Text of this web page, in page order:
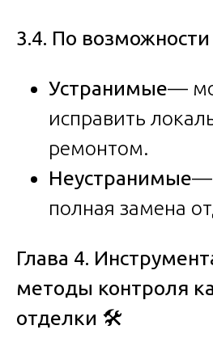
3.4. По возможности
Устранимые—
исправить
ремонтом.
Неустранимые—
полная замена
Глава 4.
методы контроля
отделки 🛠